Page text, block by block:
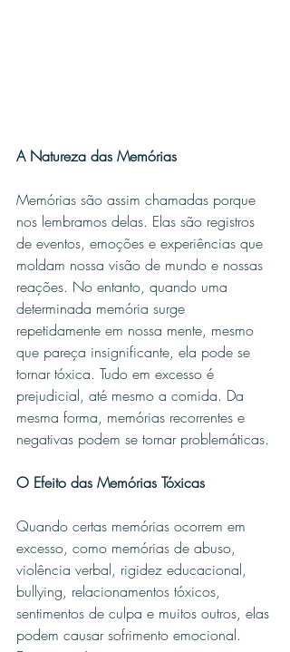
A Natureza das Memórias
Memórias são assim chamadas porque
nos lembramos delas. Elas são registros
de eventos, emoções e experiências que
moldam nossa visão de mundo e nossas
reações. No entanto, quando uma
determinada memória surge
repetidamente em nossa mente, mesmo
que pareça insignificante, ela pode se
tornar tóxica. Tudo em excesso é
prejudicial, até mesmo a comida. Da
mesma forma, memórias recorrentes e
negativas podem se tornar problemáticas.
O Efeito das Memórias Tóxicas
Quando certas memórias ocorrem em
excesso, como memórias de abuso,
violência verbal, rigidez educacional,
bullying, relacionamentos tóxicos,
sentimentos de culpa e muitos outros, elas
podem causar sofrimento emocional.